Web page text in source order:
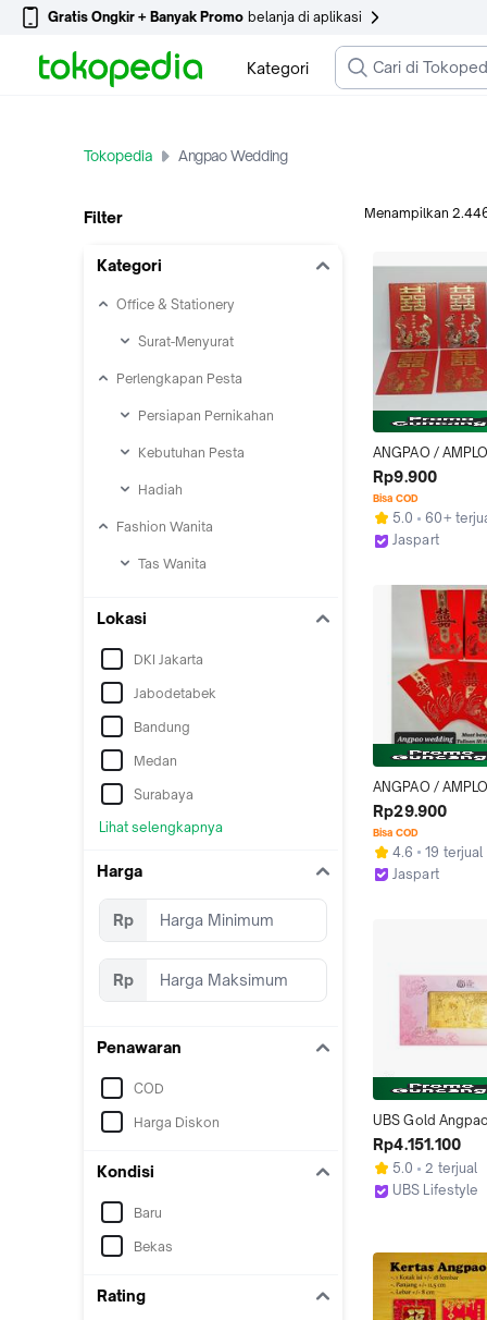
Gratis Ongkir + Banyak Promo belanja di aplikasi
Kategori
Tokopedia Angpao Wedding
Filter
Kategori
Office & Stationery
Surat-Menyurat
Perlengkapan Pesta
Persiapan Pernikahan
Kebutuhan Pesta
Hadiah
Fashion Wanita
Tas Wanita
Lokasi
DKI Jakarta
Jabodetabek
Bandung
Medan
Surabaya
Lihat selengkapnya
Harga
Rp
Rp
Penawaran
COD
Harga Diskon
Kondisi
Baru
Bekas
Rating
Menampilkan
ANGPAO /
PREMIUM
PERNIKAHAN
SUSU TEBAL W15
Rp9.900
Bisa COD
5.0
60+
Jaspart
ANGPAO /
WEDDING
SUSU / ANGPAO
ENGAGEMENT
Rp29.900
Bisa COD
4.6
19 terjual
Jaspart
UBS Gold
Wedding 1 Gr
Rp4.151.100
5.0
2 terjual
UBS Lifestyle